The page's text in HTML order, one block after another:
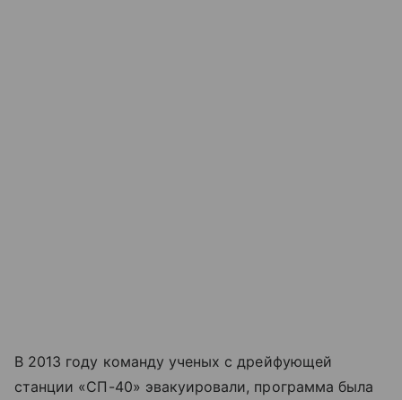
В 2013 году команду ученых с дрейфующей
станции «СП-40» эвакуировали, программа была